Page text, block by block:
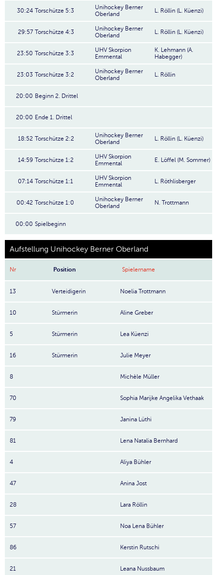
30:24 Torschütze 5:3
Unihockey Berner
Oberland
L. Röllin (L. Küenzi)
29:57 Torschütze 4:3
Unihockey Berner
Oberland
L. Röllin (L. Küenzi)
23:50 Torschütze 3:3
UHV Skorpion
Emmental
K. Lehmann (A.
Habegger)
23:03 Torschütze 3:2
Unihockey Berner
Oberland
L. Röllin
20:00 Beginn 2. Drittel
20:00 Ende 1. Drittel
18:52 Torschütze 2:2
Unihockey Berner
Oberland
L. Röllin (L. Küenzi)
14:59 Torschütze 1:2
UHV Skorpion
Emmental
E. Löffel (M. Sommer)
07:14 Torschütze 1:1
UHV Skorpion
Emmental
L. Röthlisberger
00:42 Torschütze 1:0
Unihockey Berner
Oberland
N. Trottmann
00:00 Spielbeginn
Aufstellung Unihockey Berner Oberland
Nr Position Spielername
13 Verteidigerin Noelia Trottmann
10 Stürmerin Aline Greber
5 Stürmerin Lea Küenzi
16 Stürmerin Julie Meyer
8 Michèle Müller
70 Sophia Marijke Angelika Vethaak
79 Janina Lüthi
81 Lena Natalia Bernhard
4 Aliya Bühler
47 Anina Jost
28 Lara Röllin
57 Noa Lena Bühler
86 Kerstin Rutschi
21 Leana Nussbaum